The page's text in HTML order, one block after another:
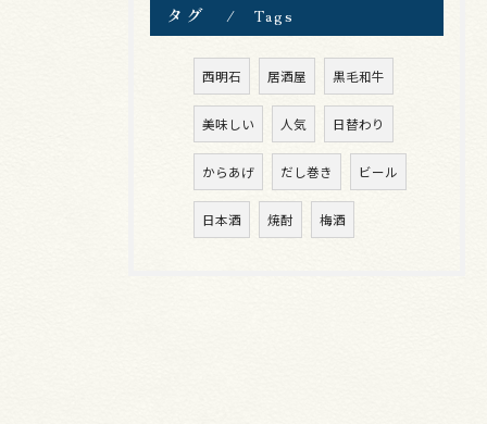
タグ Tags
西明石 居酒屋 黒毛和牛
美味しい 人気 日替わり
からあげ だし巻き ビール
日本酒 焼酎 梅酒